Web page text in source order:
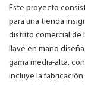
Este proyecto
para una tienda
distrito comercial de
llave en mano
gama media-alta,
incluye la fabricación